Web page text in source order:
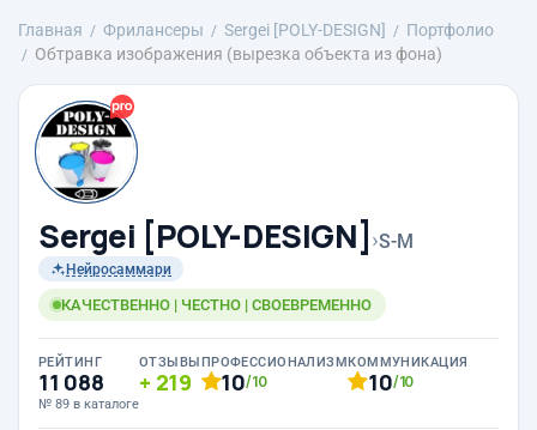
Главная Фрилансеры Sergei [POLY-DESIGN]
Портфолио
Обтравка изображения (вырезка объекта из фона)
Sergei [POLY-DESIGN] ›S-M
Нейросаммари
КАЧЕСТВЕННО | ЧЕСТНО | СВОЕВРЕМЕННО
РЕЙТИНГ
11 088
№ 89 в каталоге
ОТЗЫВЫ
219
ПРОФЕССИОНАЛИЗМ
10/10
КОММУНИКАЦИЯ
10/10